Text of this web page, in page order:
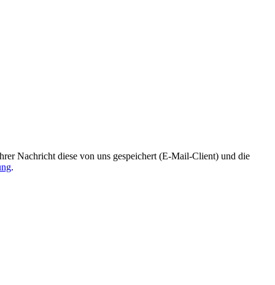
Nachricht diese von uns gespeichert (E-Mail-Client) und die
.